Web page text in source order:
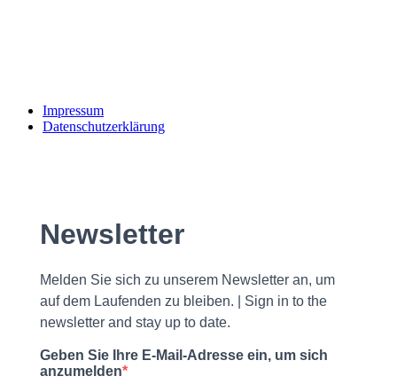
Impressum
Datenschutzerklärung
Newsletter
Melden Sie sich zu unserem Newsletter an, um
auf dem Laufenden zu bleiben. | Sign in to the
newsletter and stay up to date.
Geben Sie Ihre E-Mail-Adresse ein, um sich
anzumelden